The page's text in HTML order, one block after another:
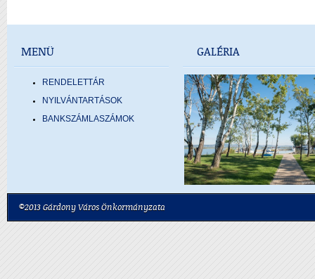
MENÜ
RENDELETTÁR
NYILVÁNTARTÁSOK
BANKSZÁMLASZÁMOK
GALÉRIA
©2013 Gárdony Város Önkormányzata